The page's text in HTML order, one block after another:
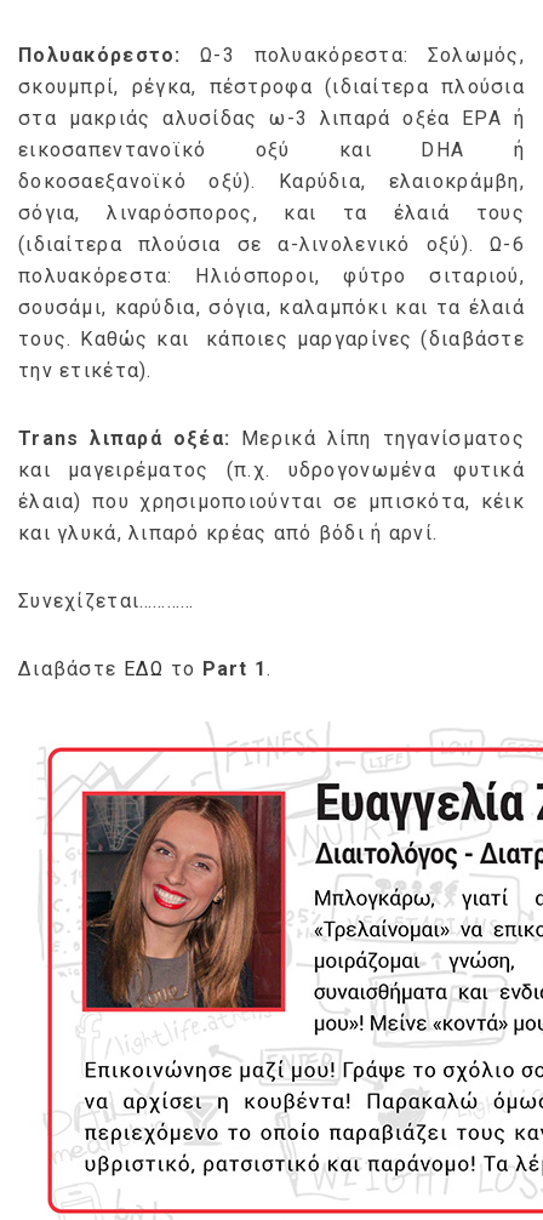
Πολυακόρεστο:
Ω-3 πολυακόρεστα: Σολωμός,
σκουμπρί, ρέγκα, πέστροφα (ιδιαίτερα πλούσια
στα μακριάς αλυσίδας ω-3 λιπαρά οξέα EPA ή
εικοσαπεντανοϊκό οξύ και DHA ή
δοκοσαεξανοϊκό οξύ). Καρύδια, ελαιοκράμβη,
σόγια, λιναρόσπορος, και τα έλαιά τους
(ιδιαίτερα πλούσια σε α-λινολενικό οξύ). Ω-6
πολυακόρεστα: Ηλιόσποροι, φύτρο σιταριού,
σουσάμι, καρύδια, σόγια, καλαμπόκι και τα έλαιά
τους. Καθώς και κάποιες μαργαρίνες (διαβάστε
την ετικέτα).
Trans λιπαρά οξέα:
Μερικά λίπη τηγανίσματος
και μαγειρέματος (π.χ. υδρογονωμένα φυτικά
έλαια) που χρησιμοποιούνται σε μπισκότα, κέικ
και γλυκά, λιπαρό κρέας από βόδι ή αρνί.
Συνεχίζεται…………
Διαβάστε ΕΔΩ το Part 1 .